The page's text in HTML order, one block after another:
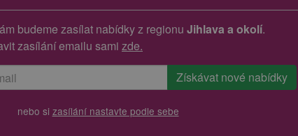
budeme zasílat nabídky z regionu Jihlava a okolí.
zasílání emailu sami zde.
nebo si zasílání nastavte podle sebe